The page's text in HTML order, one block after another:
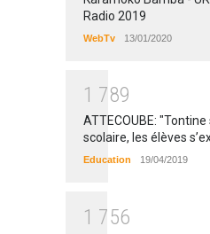
Radio 2019
WebTv 13/01/2020
1 789
ATTECOUBE:
scolaire, les élèves
Education 19/04/2019
1 756